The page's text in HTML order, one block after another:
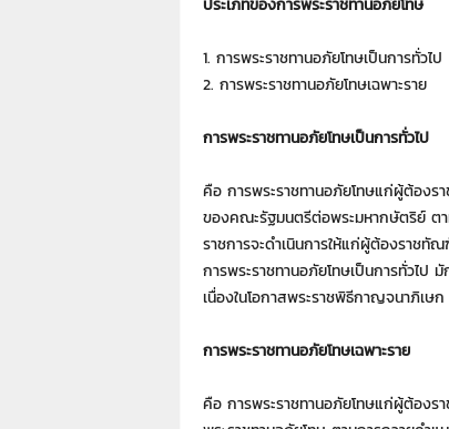
ประเภทของการพระราชทานอภัยโทษ
1. การพระราชทานอภัยโทษเป็นการทั่วไป
2. การพระราชทานอภัยโทษเฉพาะราย
การพระราชทานอภัยโทษเป็นการทั่วไป
คือ การพระราชทานอภัยโทษแก่ผู้ต้องร
ของคณะรัฐมนตรีต่อพระมหากษัตริย์ ต
ราชการจะดำเนินการให้แก่ผู้ต้องราช
การพระราชทานอภัยโทษเป็นการทั่วไป
เนื่องในโอกาสพระราชพิธีกาญจนาภิเษ
การพระราชทานอภัยโทษเฉพาะราย
คือ การพระราชทานอภัยโทษแก่ผู้ต้องร